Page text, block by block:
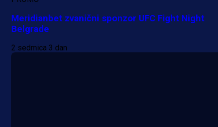
Meridianbet zvanični sponzor UFC Fight Night
Belgrade
2 sedmica 3 dan